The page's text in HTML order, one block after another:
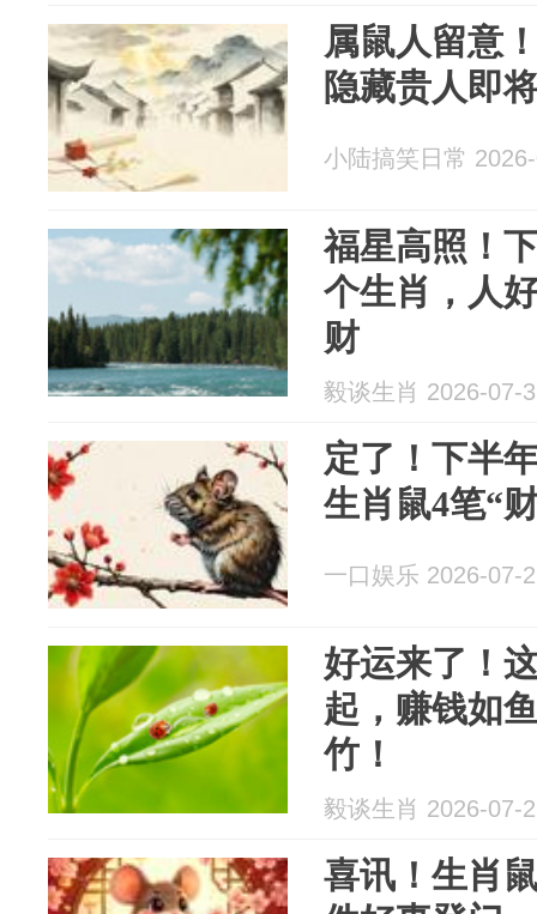
属鼠人留意
隐藏贵人即
小陆搞笑日常
福星高照！
个生肖，人
财
毅谈生肖 2026-07-
定了！下半
生肖鼠4笔“
一口娱乐 2026-07-
好运来了！
起，赚钱如
竹！
毅谈生肖 2026-07-
喜讯！生肖